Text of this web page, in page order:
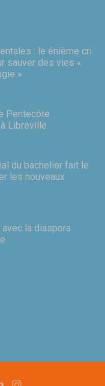
: le énième cri
sauver des vies «
»
Pentecôte
Libreville
du bachelier fait le
les nouveaux
la diaspora